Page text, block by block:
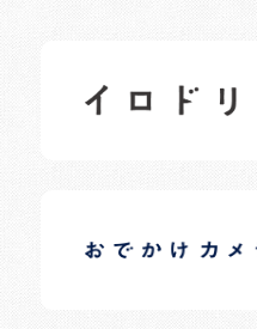
日常の様子など随時更新中で
日常の様子など随時更新中で